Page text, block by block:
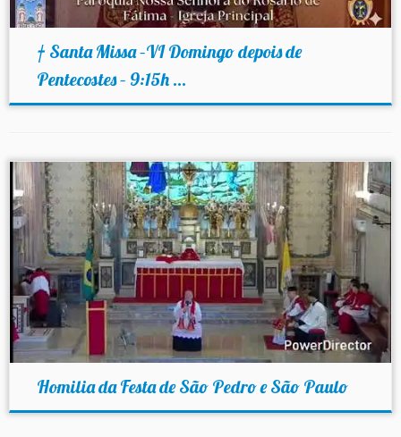
† Santa Missa –VI Domingo depois de
Pentecostes – 9:15h ...
Homilia da Festa de São Pedro e São Paulo